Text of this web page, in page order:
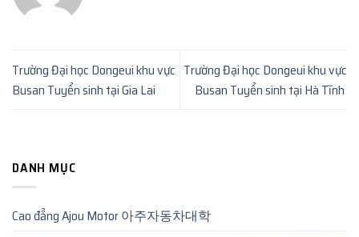
Trường Đại học Dongeui khu vực
Busan Tuyển sinh tại Gia Lai
Trường Đại học Dongeui khu vực
Busan Tuyển sinh tại Hà Tĩnh
DANH MỤC
Cao đẳng Ajou Motor 아주자동차대학